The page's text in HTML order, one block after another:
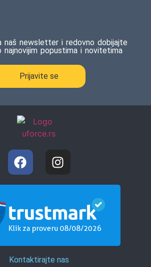
naš newsletter i redovno dobijajte
najnovijim popustima i novitetima
Prijavite se
Kontaktirajte nas